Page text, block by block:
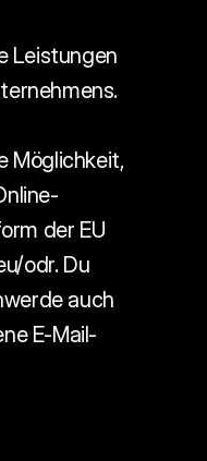
Leistungen
Möglichkeit,
der EU
odr. Du
auch
E-Mail-